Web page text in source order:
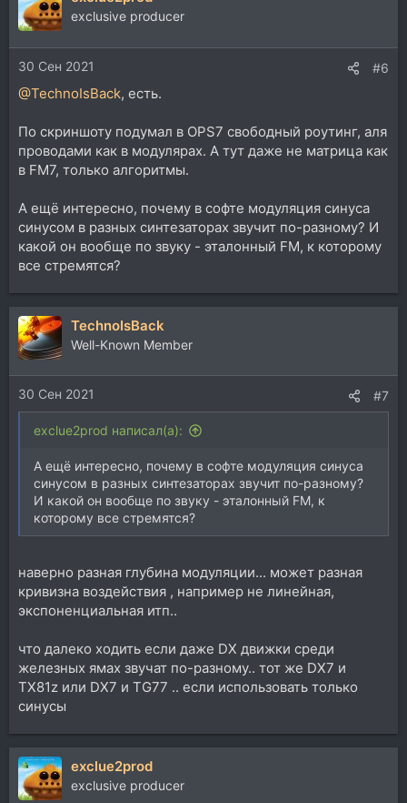
exclusive producer
30 Сен 2021 #6
@TechnoIsBack, есть.
По скриншоту подумал в OPS7 свободный роутинг, аля
проводами как в модулярах. А тут даже не матрица как
в FM7, только алгоритмы.
А ещё интересно, почему в софте модуляция синуса
синусом в разных синтезаторах звучит по-разному? И
какой он вообще по звуку - эталонный FM, к которому
все стремятся?
TechnoIsBack
Well-Known Member
30 Сен 2021 #7
exclue2prod написал(а):
А ещё интересно, почему в софте модуляция синуса
синусом в разных синтезаторах звучит по-разному?
И какой он вообще по звуку - эталонный FM, к
которому все стремятся?
наверно разная глубина модуляции... может разная
кривизна воздействия , например не линейная,
экспоненциальная итп..
что далеко ходить если даже DX движки среди
железных ямах звучат по-разному.. тот же DX7 и
TX81z или DX7 и TG77 .. если использовать только
синусы
exclue2prod
exclusive producer